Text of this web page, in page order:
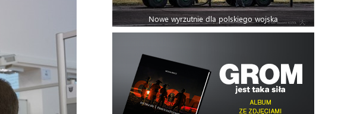
Nowe wyrzutnie dla polskiego wojska